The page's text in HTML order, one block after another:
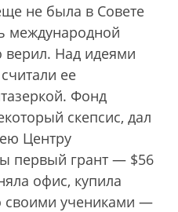
не была в Совете
международной
верил. Над идеями
ее
Фонд
скепсис, дал
Центру
первый грант — $56
офис, купила
своими учениками —